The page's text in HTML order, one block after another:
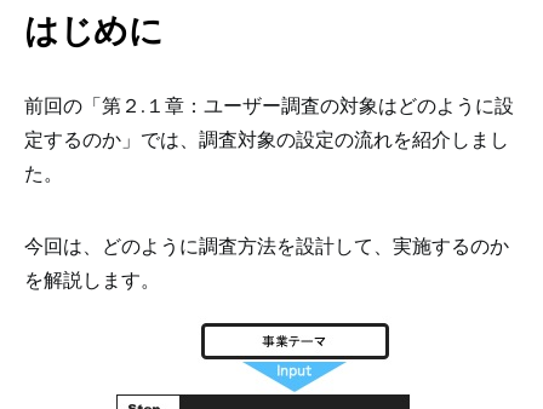
はじめに
前回の「第２.１章：ユーザー調査の対象はどのように設
定するのか」では、調査対象の設定の流れを紹介しまし
た。
今回は、どのように調査方法を設計して、実施するのか
を解説します。